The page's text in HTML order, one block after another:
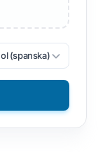
(spanska)